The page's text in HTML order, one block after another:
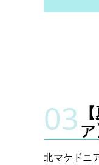
ア
北マケドニ